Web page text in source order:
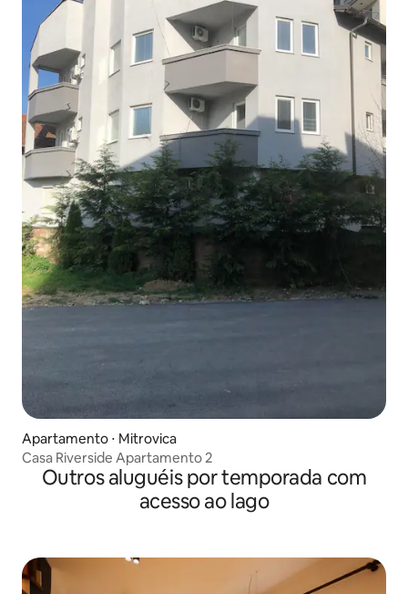
Apartamento ⋅ Mitrovica
Casa Riverside Apartamento 2
Outros aluguéis por temporada com
acesso ao lago